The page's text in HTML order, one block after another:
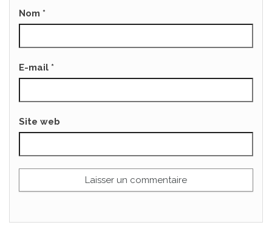
Nom *
E-mail *
Site web